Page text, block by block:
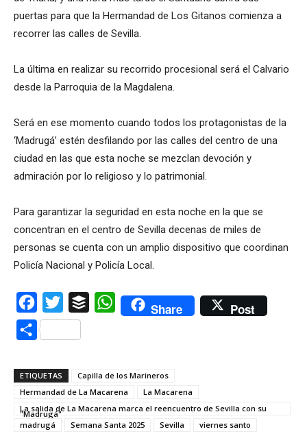
puertas para que la Hermandad de Los Gitanos comienza a
recorrer las calles de Sevilla.
La última en realizar su recorrido procesional será el Calvario
desde la Parroquia de la Magdalena.
Será en ese momento cuando todos los protagonistas de la
‘Madrugá’ estén desfilando por las calles del centro de una
ciudad en las que esta noche se mezclan devoción y
admiración por lo religioso y lo patrimonial.
Para garantizar la seguridad en esta noche en la que se
concentran en el centro de Sevilla decenas de miles de
personas se cuenta con un amplio dispositivo que coordinan
Policía Nacional y Policía Local.
Facebook
Twitter Buffer WhatsAppShare Post
Compartir
ETIQUETAS
Capilla de los Marineros
Hermandad de La Macarena
La Macarena
La salida de La Macarena marca el reencuentro de Sevilla con su
"Madrugá"
madrugá
Semana Santa 2025 Sevilla viernes santo